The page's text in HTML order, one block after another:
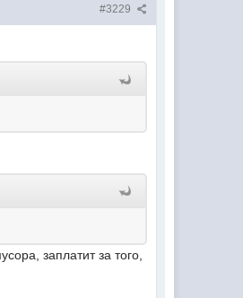
#3229
заплатит за того,